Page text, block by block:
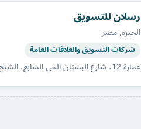
رسلان للتسويق
الجيزة, مصر
شركات التسويق والعلاقات العامة
عمارة 12، شارع البستان الحي السابع، الشيخ زايد الجيزة